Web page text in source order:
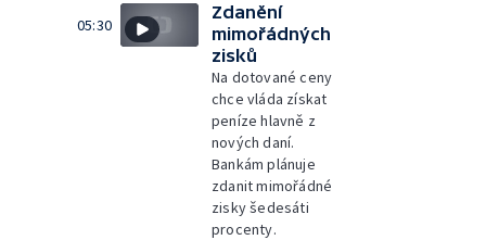
05:30
Zdanění
mimořádných
zisků
Na dotované ceny
chce vláda získat
peníze hlavně z
nových daní.
Bankám plánuje
zdanit mimořádné
zisky šedesáti
procenty.